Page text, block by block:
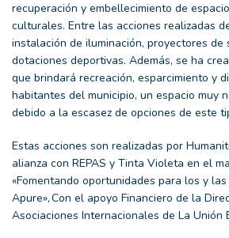
recuperación y embellecimiento de
culturales. Entre las acciones realizadas
instalación de iluminación, proyectores de
dotaciones deportivas. Además, se ha
que brindará recreación, esparcimiento y
habitantes del municipio, un espacio muy
debido a la escasez de opciones de este
Estas acciones son realizadas por
alianza con REPAS y Tinta Violeta en el
«Fomentando oportunidades para los y
Apure», Con el apoyo Financiero de la
Asociaciones Internacionales de La Unión